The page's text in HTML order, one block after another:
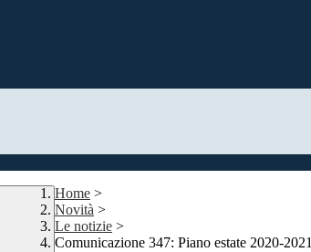
Home >
Novità >
Le notizie >
Comunicazione 347: Piano estate 2020-2021